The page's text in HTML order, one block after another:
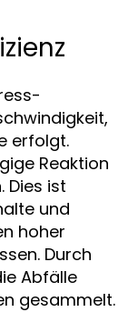
erfolgt.
Reaktion
Dies ist
und
hoher
Durch
Abfälle
gesammelt.